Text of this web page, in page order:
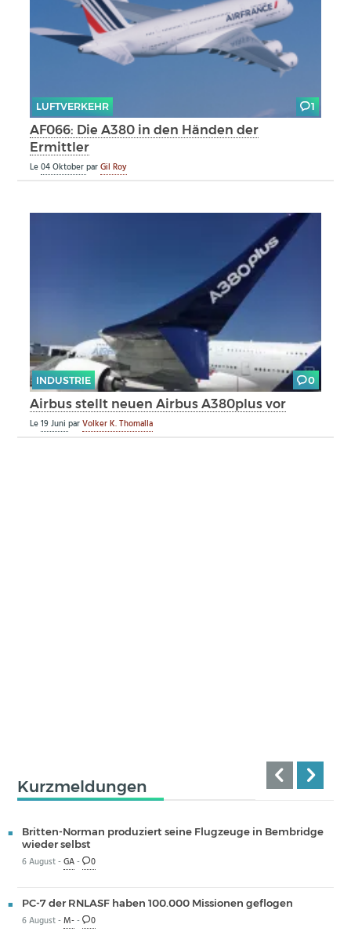
LUFTVERKEHR 1
AF066: Die A380 in den Händen der
Ermittler
Le04 OktoberparGil Roy
INDUSTRIE 0
Airbus stellt neuen Airbus A380plus vor
Le19 JuniparVolker K. Thomalla
Kurzmeldungen
Britten-Norman produziert seine Flugzeuge in Bembridge
wieder selbst
6 August -GA- 0
PC-7 der RNLASF haben 100.000 Missionen geflogen
6 August -M-- 0